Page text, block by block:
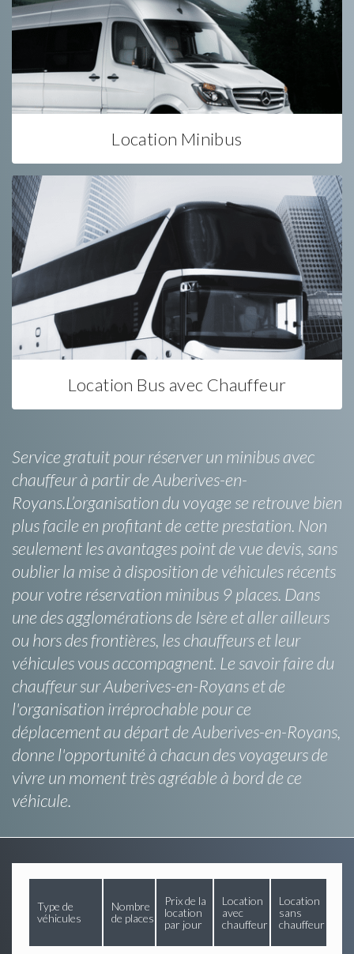
Location Minibus
Location Bus avec Chauffeur
Service gratuit pour réserver un minibus avec
chauffeur à partir de Auberives-en-
Royans.L’organisation du voyage se retrouve bien
plus facile en profitant de cette prestation. Non
seulement les avantages point de vue devis, sans
oublier la mise à disposition de véhicules récents
pour votre réservation minibus 9 places. Dans
une des agglomérations de Isère et aller ailleurs
ou hors des frontières, les chauffeurs et leur
véhicules vous accompagnent. Le savoir faire du
chauffeur sur Auberives-en-Royans et de
l'organisation irréprochable pour ce
déplacement au départ de Auberives-en-Royans,
donne l'opportunité à chacun des voyageurs de
vivre un moment très agréable à bord de ce
véhicule.
Type de
véhicules
Nombre
de places
Prix de la
location
par jour
Location
avec
chauffeur
Location
sans
chauffeur